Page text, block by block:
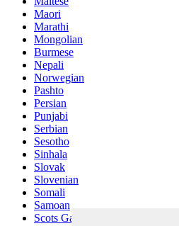
Maori
Marathi
Mongolian
Burmese
Nepali
Norwegian
Pashto
Persian
Punjabi
Serbian
Sesotho
Sinhala
Slovak
Slovenian
Somali
Samoan
Scots Gaelic